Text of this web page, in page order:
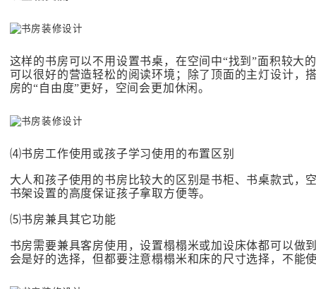
这样的书房可以不用设置书桌，在空间中“找到”面积较大
可以很好的营造轻松的阅读环境；除了顶面的主灯设计，
房的“自由度”更好，空间会更加休闲。
⑷书房工作使用或孩子学习使用的布置区别
大人和孩子使用的书房比较大的区别是书柜、书桌款式，
书架设置的高度保证孩子拿取方便等。
⑸书房兼具其它功能
书房需要兼具客房使用，设置榻榻米或加设床体都可以做
会是好的选择，但都要注意榻榻米和床的尺寸选择，不能